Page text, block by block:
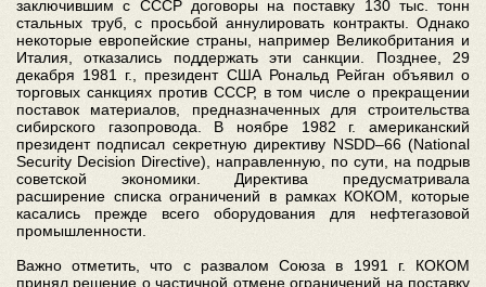
заключившим с СССР договоры на поставку 130 тыс. тонн
стальных труб, с просьбой аннулировать контракты. Однако
некоторые европейские страны, например Великобритания и
Италия, отказались поддержать эти санкции. Позднее, 29
декабря 1981 г., президент США Рональд Рейган объявил о
торговых санкциях против СССР, в том числе о прекращении
поставок материалов, предназначенных для строительства
сибирского газопровода. В ноябре 1982 г. американский
президент подписал секретную директиву NSDD–66 (National
Security Decision Directive), направленную, по сути, на подрыв
советской экономики. Директива предусматривала
расширение списка ограничений в рамках КОКОМ, которые
касались прежде всего оборудования для нефтегазовой
промышленности.
Важно отметить, что с развалом Союза в 1991 г. КОКОМ
принял решение о частичной отмене ограничений на поставку